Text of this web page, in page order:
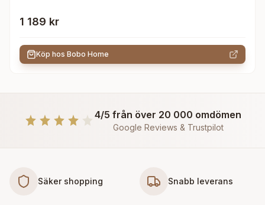
1 189 kr
Köp hos Bobo Home
4/5 från över 20 000 omdömen
Google Reviews & Trustpilot
Säker shopping Snabb leverans